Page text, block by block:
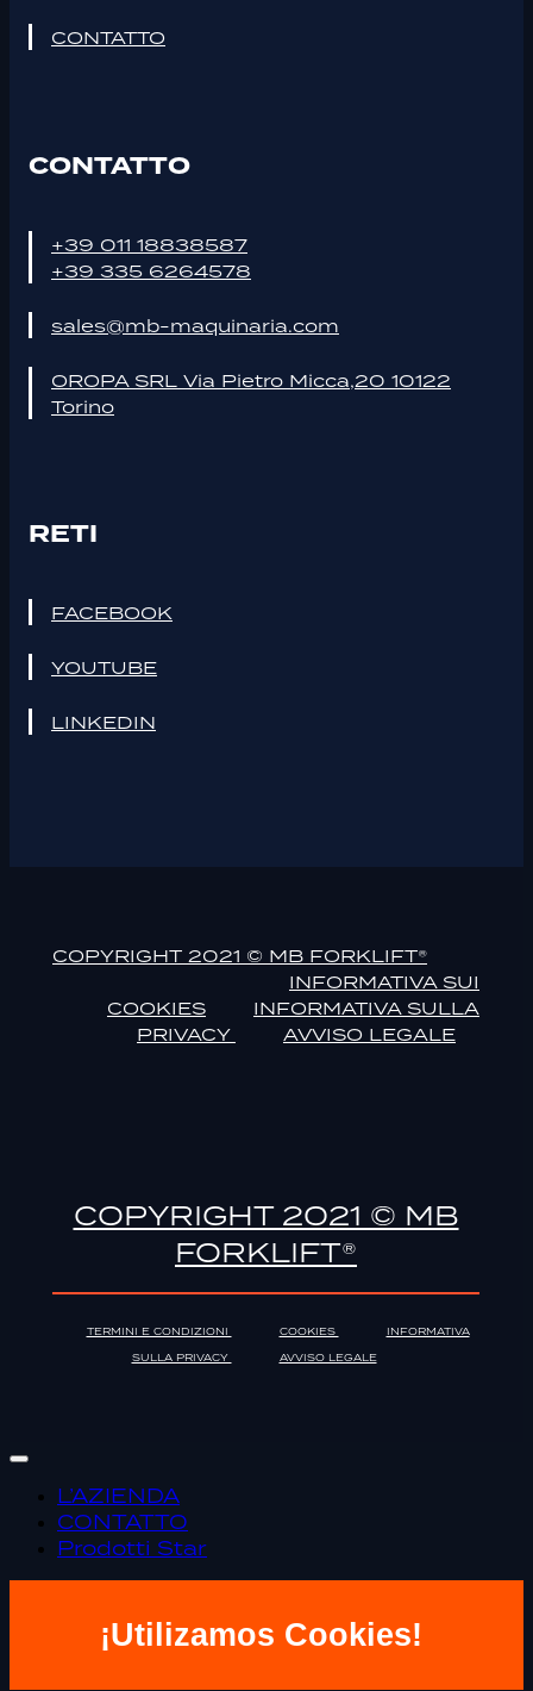
CONTATTO
CONTATTO
+39 011 18838587
+39 335 6264578
sales@mb-maquinaria.com
OROPA SRL Via Pietro Micca,20 10122
Torino
RETI
FACEBOOK
YOUTUBE
LINKEDIN
COPYRIGHT 2021 © MB FORKLIFT®
INFORMATIVA SUI
COOKIES
INFORMATIVA SULLA
PRIVACY
AVVISO LEGALE
COPYRIGHT 2021 © MB
FORKLIFT®
TERMINI E CONDIZIONI COOKIES
INFORMATIVA
SULLA PRIVACY
AVVISO LEGALE
L’AZIENDA
CONTATTO
Prodotti Star
¡Utilizamos Cookies!